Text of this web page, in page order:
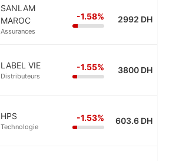
SANLAM
MAROC
Assurances
-1.58% 2992 DH
LABEL VIE
Distributeurs
-1.55% 3800 DH
HPS
Technologie
-1.53% 603.6 DH